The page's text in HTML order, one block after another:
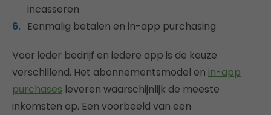
incasseren
Eenmalig betalen en in-app purchasing
Voor ieder bedrijf en iedere app is de keuze
verschillend. Het abonnementsmodel en in-app
purchases leveren waarschijnlijk de meeste
inkomsten op. Een voorbeeld van een